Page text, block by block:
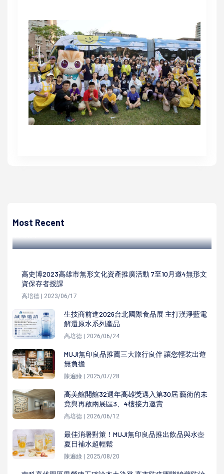
Most Recent
定享折扣
高史博2023高雄市無形文化資產推廣活動 7至10月邀4無形文
資保存者授課
高培德 | 2023/06/17
生技商前進2026台北國際食品展 主打漢淨藍電
解還原水系列產品
高培德 | 2026/06/24
MUJI無印良品推薦三大旅行良伴 讓您輕裝出遊
無負擔
陳遍綠 | 2025/07/28
高美館開館32週年高雄獎邁入第30屆 藝術的未
竟與再啟兩展區3、4樓接力邀賞
高培德 | 2026/06/12
最佳消暑對策！MUJI無印良品推出飲品與水壺
夏日補水超輕鬆
陳遍綠 | 2025/08/20